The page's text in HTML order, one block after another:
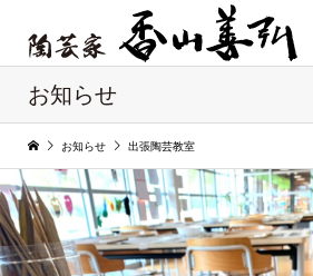
お知らせ
お知らせ 出張陶芸教室